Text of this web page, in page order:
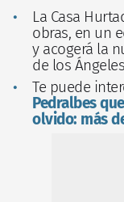
La Casa
obras, en un
y acogerá la
de los Ángeles
Te puede
Pedralbes
olvido: más